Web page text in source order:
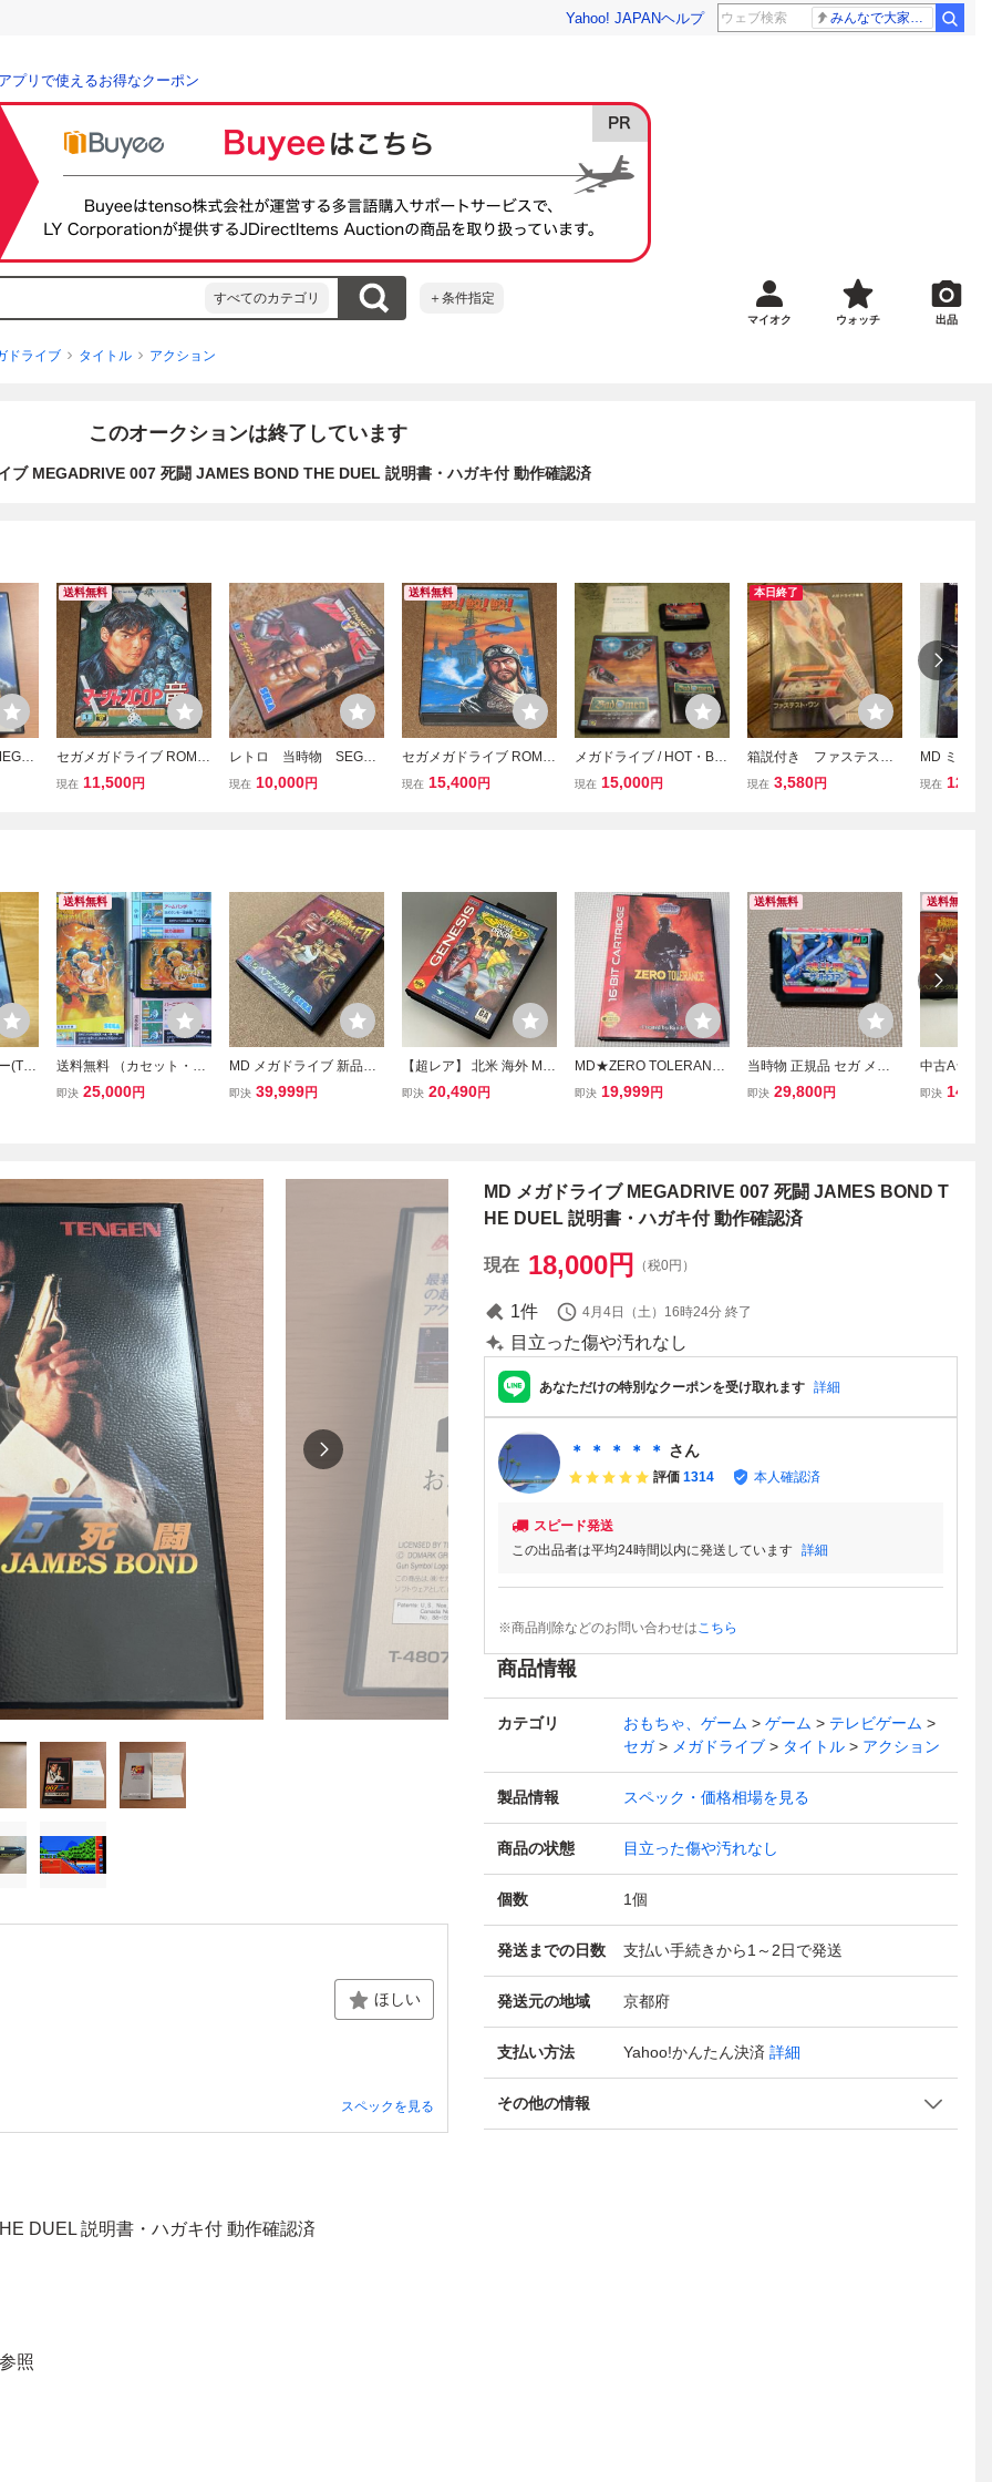
Yahoo! JAPANヘルプ みんなで大家さん 2881億円
プリで使えるお得なクーポン
すべてのカテゴリ ＋条件指定
マイオク ウォッチ 出品
ドライブ タイトル アクション
このオークションは終了しています
ブ MEGADRIVE 007 死闘 JAMES BOND THE DUEL 説明書・ハガキ付 動作確認済
送料無料
セガメガドライブ ROM
マージャンCOP竜 ザ・
現在 11,500円
レトロ 当時物 SEGA
メガドライブ ソフト ダイ
現在 10,000円
送料無料
セガメガドライブ ROM
鮫！鮫！鮫！ タツジン
現在 15,400円
メガドライブ / HOT・B /
バッドオーメン / BAD OM
現在 15,000円
本日終了
箱説付き ファステス
ト・ワン (Fastest 1） メ
現在 3,580円
MD ミッド
タンス メ
現在
(Twi
送料無料
送料無料 （カセット・説
明書・必殺技一覧表の
即決 25,000円
MD メガドライブ 新品未
使用 ベア・ナックルⅡ
即決 39,999円
【超レア】 北米 海外 MD
メガドライブ GENESIS
即決 20,490円
MD★ZERO TOLERANC
E ORIGINS 海外版 EU版
即決 19,999円
送料無料
当時物 正規品 セガ メガ
ドライブ 魂斗羅ザ ハード
即決 29,800円
送料無料
中古A★ベ
メガドライ
即決
ほしい
スペックを見る
MD メガドライブ MEGADRIVE 007 死闘 JAMES BOND T
HE DUEL 説明書・ハガキ付 動作確認済
現在 18,000円 （税0円）
1件 4月4日（土）16時24分 終了
目立った傷や汚れなし
あなただけの特別なクーポンを受け取れます 詳細
＊ ＊ ＊ ＊ ＊ さん
評価 1314 本人確認済
スピード発送
この出品者は平均24時間以内に発送しています 詳細
※商品削除などのお問い合わせはこちら
商品情報
カテゴリ おもちゃ、ゲーム ゲーム
テレビゲーム
セガ
メガドライブ タイトル アクション
製品情報 スペック・価格相場を見る
商品の状態 目立った傷や汚れなし
個数 1個
発送までの日数 支払い手続きから1～2日で発送
発送元の地域 京都府
支払い方法 Yahoo!かんたん決済 詳細
その他の情報